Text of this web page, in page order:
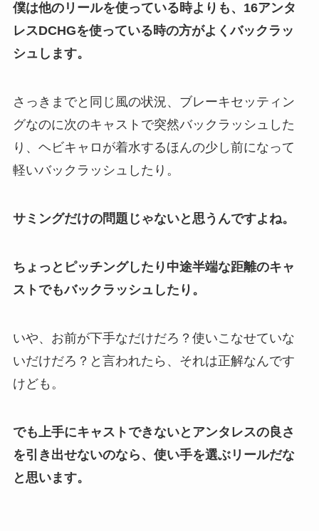
僕は他のリールを使っている時よりも、16アンタ
レスDCHGを使っている時の方がよくバックラッ
シュします。
さっきまでと同じ風の状況、ブレーキセッティン
グなのに次のキャストで突然バックラッシュした
り、ヘビキャロが着水するほんの少し前になって
軽いバックラッシュしたり。
サミングだけの問題じゃないと思うんですよね。
ちょっとピッチングしたり中途半端な距離のキャ
ストでもバックラッシュしたり。
いや、お前が下手なだけだろ？使いこなせていな
いだけだろ？と言われたら、それは正解なんです
けども。
でも上手にキャストできないとアンタレスの良さ
を引き出せないのなら、使い手を選ぶリールだな
と思います。